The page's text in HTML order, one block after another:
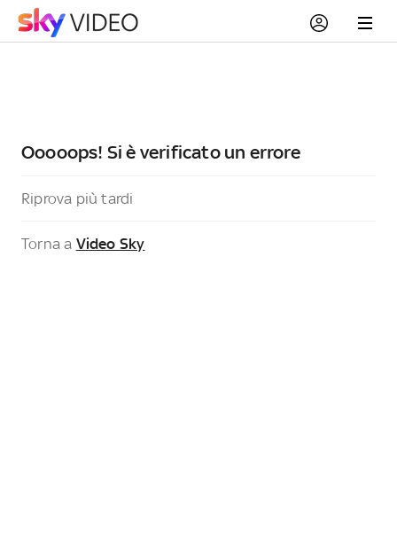
Ooooops! Si è verificato un errore
Riprova più tardi
Torna a Video Sky